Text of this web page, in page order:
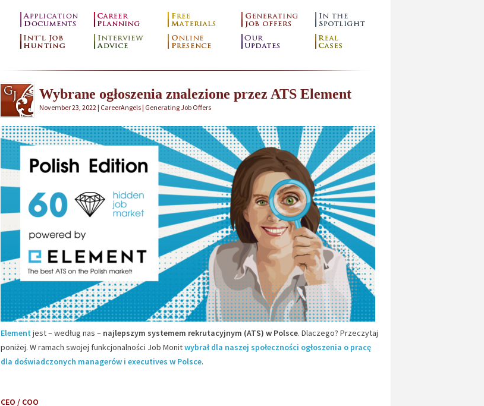
Wybrane ogłoszenia znalezione przez ATS Element
November 23, 2022 | CareerAngels | Generating Job Offers
Element jest – według nas – najlepszym systemem rekrutacyjnym (ATS) w Polsce. Dlaczego? Przeczytaj
poniżej. W ramach swojej funkcjonalności Job Monitwybrał dla naszej społeczności ogłoszenia o pracę
dla doświadczonych managerów i executives w Polsce.
CEO / COO